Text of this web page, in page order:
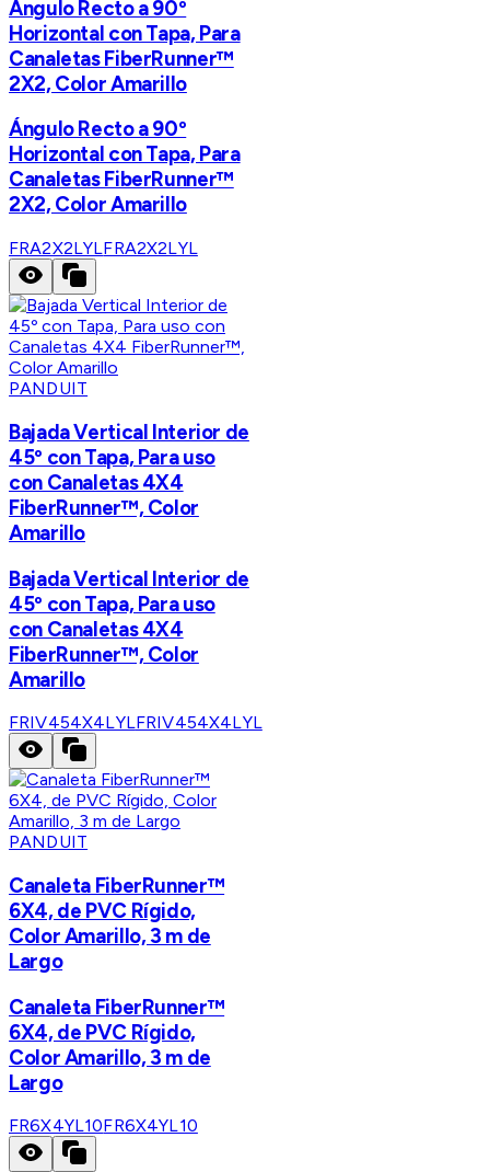
Ángulo Recto a 90º
Horizontal con Tapa, Para
Canaletas FiberRunner™
2X2, Color Amarillo
Ángulo Recto a 90º
Horizontal con Tapa, Para
Canaletas FiberRunner™
2X2, Color Amarillo
FRA2X2LYLFRA2X2LYL
PANDUIT
Bajada Vertical Interior de
45º con Tapa, Para uso
con Canaletas 4X4
FiberRunner™, Color
Amarillo
Bajada Vertical Interior de
45º con Tapa, Para uso
con Canaletas 4X4
FiberRunner™, Color
Amarillo
FRIV454X4LYLFRIV454X4LYL
PANDUIT
Canaleta FiberRunner™
6X4, de PVC Rígido,
Color Amarillo, 3 m de
Largo
Canaleta FiberRunner™
6X4, de PVC Rígido,
Color Amarillo, 3 m de
Largo
FR6X4YL10FR6X4YL10